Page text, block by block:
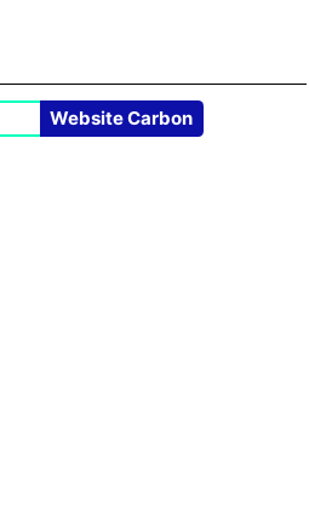
Website Carbon